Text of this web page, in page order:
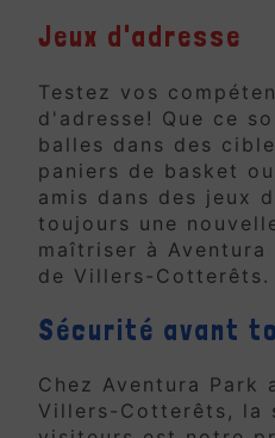
Jeux d'adresse
Testez vos
d'adresse! Que ce
balles dans des
paniers de basket
amis dans des jeux
toujours une
maîtriser à Aventura
de Villers-Cotterêts.
Sécurité avant
Chez Aventura Park
Villers-Cotterêts, la